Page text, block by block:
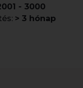
- 3000
> 3 hónap